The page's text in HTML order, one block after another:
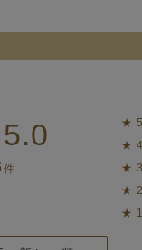
5.0
件
★ 5
★ 4
★ 3
★ 2
★ 1